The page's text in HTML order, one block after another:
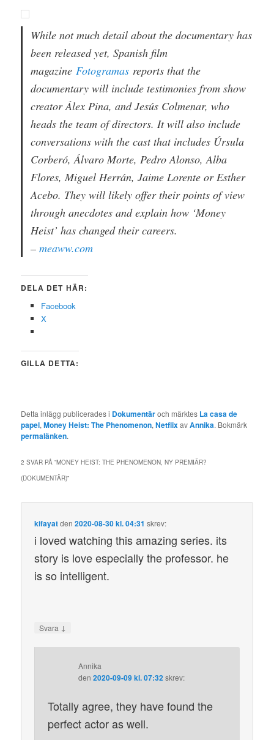
While not much detail about the documentary has
been released yet, Spanish film
magazineFotogramas reports that the
documentary will include testimonies from show
creator Álex Pina, and Jesús Colmenar, who
heads the team of directors. It will also include
conversations with the cast that includes Úrsula
Corberó, Álvaro Morte, Pedro Alonso, Alba
Flores, Miguel Herrán, Jaime Lorente or Esther
Acebo. They will likely offer their points of view
through anecdotes and explain how ‘Money
Heist’ has changed their careers.
–meaww.com
DELA DET HÄR:
Facebook
X
GILLA DETTA:
Detta inlägg publicerades i Dokumentäroch märktes La casa de
papel,Money Heist: The Phenomenon,NetflixavAnnika. Bokmärk
permalänken.
2 SVAR PÅ ”MONEY HEIST: THE PHENOMENON, NY PREMIÄR?
(DOKUMENTÄR)”
kifayatden2020-08-30 kl. 04:31 skrev:
i loved watching this amazing series. its
story is love especially the professor. he
is so intelligent.
Svara ↓
Annika
den2020-09-09 kl. 07:32skrev:
Totally agree, they have found the
perfect actor as well.